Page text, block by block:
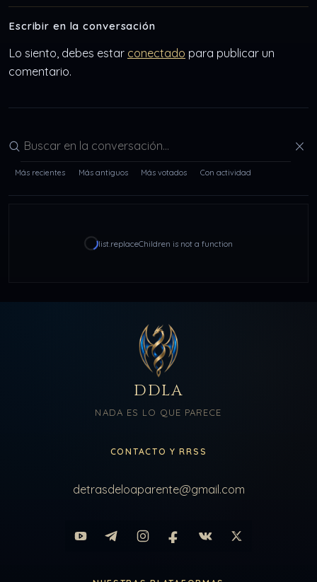
Escribir en la conversación
Lo siento, debes estar conectado para publicar un
comentario.
Buscar en la conversación
Más recientes Más antiguos Más votados Con actividad
list.replaceChildren is not a function
DDLA
NADA ES LO QUE PARECE
CONTACTO Y RRSS
detrasdeloaparente@gmail.com